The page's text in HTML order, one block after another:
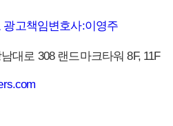
광고책임변호사:이영주
대로 308 랜드마크타워 8F, 11F